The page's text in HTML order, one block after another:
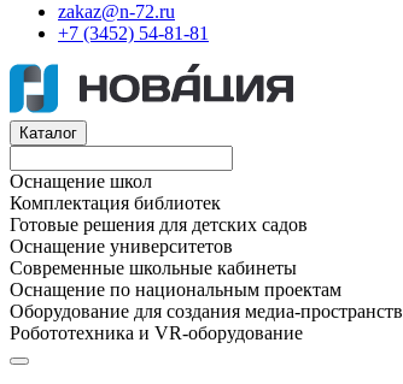
zakaz@n-72.ru
+7 (3452) 54-81-81
Каталог
Оснащение школ
Комплектация библиотек
Готовые решения для детских садов
Оснащение университетов
Современные школьные кабинеты
Оснащение по национальным проектам
Оборудование для создания медиа-пространств
Робототехника и VR-оборудование